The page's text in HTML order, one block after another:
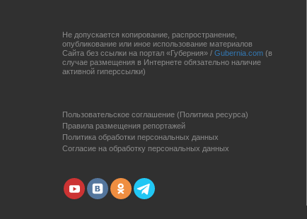
Не допускается копирование, распространение,
опубликование или иное использование материалов
Сайта без ссылки на портал «Губерния» / Gubernia.com (в
случае размещения в Интернете обязательно наличие
активной гиперссылки)
Пользовательское соглашение (Политика ресурса)
Правила размещения репортажей
Политика обработки персональных данных
Согласие на обработку персональных данных